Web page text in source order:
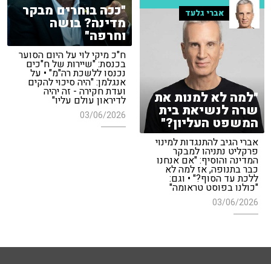
"ככה בוחרים מבקר
מדינה? בושה
וחרפה"
ח"כ מיקי לוי על היום הסוער
בכנסת: "שיירות של ח"כים
נכנסו ללשכת רה"מ" • על
אנגלמן: "היה סיכוי להקים
ועדת חקירה - זה יהיה
לדיראון עולם עליו"
03/06/2026
אברי גלעד
"למה לא למנות את
שרה לנשיאת בית
המשפט העליון?"
אברי הגיב להתנגדות למינוי
פרקליט נתניהו למבקר
המדינה והוסיף: "אם אנחנו
כבר בתנופה, אז למה לא
ללכת עד הסוף?" • וגם:
"כולנו בפוסט טראומה"
03/06/2026